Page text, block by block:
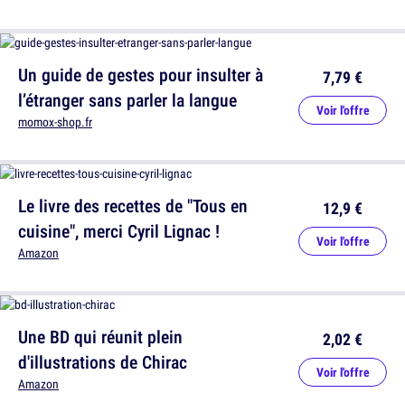
Un guide de gestes pour insulter à
l’étranger sans parler la langue
momox-shop.fr
7,79 €
Voir l'offre
Une BD qui réunit plein
d'illustrations de Chirac
Amazon
2,02 €
Voir l'offre
Le livre des recettes de "Tous en
cuisine", merci Cyril Lignac !
Amazon
12,9 €
Voir l'offre